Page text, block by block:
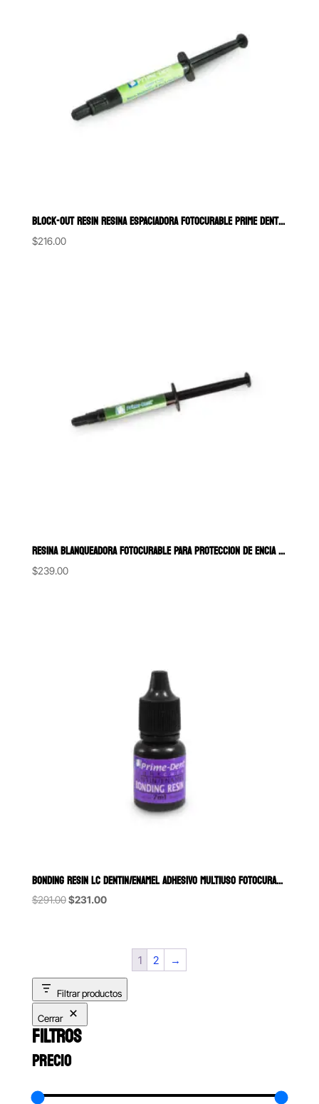
BLOCK-OUT RESIN RESINA ESPACIADORA FOTOCURABLE PRIME DENT 3.5 G.
$216.00
RESINA BLANQUEADORA FOTOCURABLE PARA PROTECCION DE ENCIA
$239.00
BONDING RESIN LC DENTIN/ENAMEL ADHESIVO MULTIUSO FOTOCURABLE
$291.00Original
$231.00Current
$231.00.
1 2 →
Filtrar productos
Cerrar
FILTROS
PRECIO